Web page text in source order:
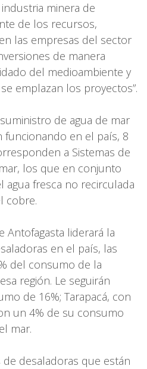
minera de
de los recursos,
las empresas del sector
de manera
del medioambiente y
emplazan los proyectos”.
de agua de mar
funcionando en el país, 8
a Sistemas de
los que en conjunto
agua fresca no recirculada
cobre.
Antofagasta liderará la
en el país, las
del consumo de la
región. Le seguirán
de 16%; Tarapacá, con
un 4% de su consumo
mar.
desaladoras que están